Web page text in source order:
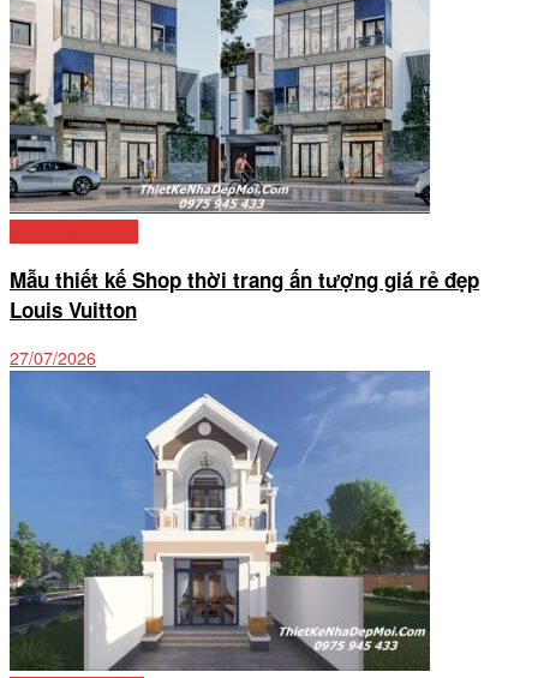
Mẫu thiết kế Shop thời trang ấn tượng giá rẻ đẹp
Louis Vuitton
27/07/2026